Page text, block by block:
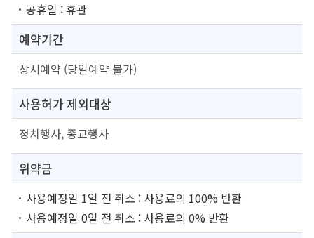
공휴일 : 휴관
예약기간
상시예약 (당일예약 불가)
사용허가 제외대상
정치행사, 종교행사
위약금
사용예정일 1일 전 취소 : 사용료의 100% 반환
사용예정일 0일 전 취소 : 사용료의 0% 반환